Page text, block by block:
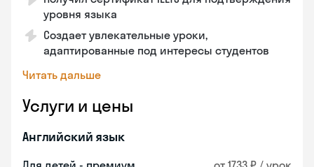
уровня языка
Создает увлекательные уроки,
адаптированные под интересы студентов
Читать дальше
Услуги и цены
Английский язык